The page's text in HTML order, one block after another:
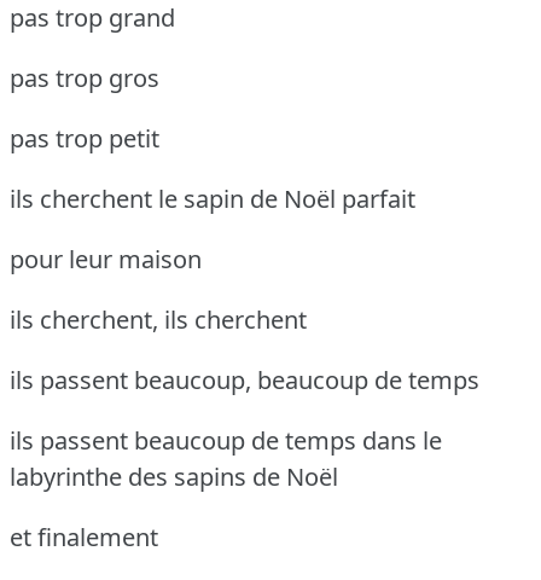
pas trop grand
pas trop gros
pas trop petit
ils cherchent le sapin de Noël parfait
pour leur maison
ils cherchent, ils cherchent
ils passent beaucoup, beaucoup de temps
ils passent beaucoup de temps dans le
labyrinthe des sapins de Noël
et finalement